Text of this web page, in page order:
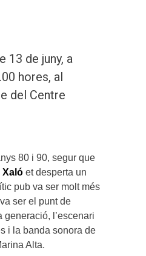
13 de juny, a
hores, al
del Centre
80 i 90, segur que
Xaló et desperta un
pub va ser molt més
ser el punt de
generació, l’escenari
i la banda sonora de
Alta.